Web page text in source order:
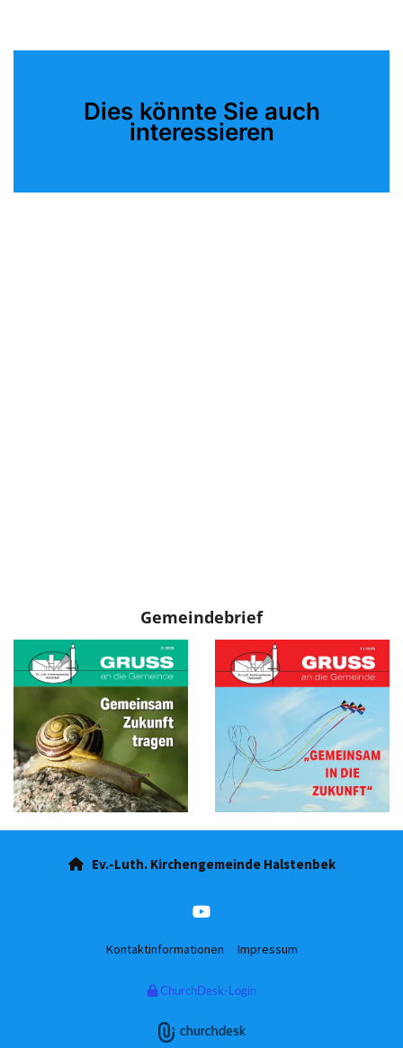
Dies könnte Sie auch
interessieren
Gemeindebrief
Ev.-Luth. Kirchengemeinde Halstenbek
Kontaktinformationen Impressum
ChurchDesk-Login